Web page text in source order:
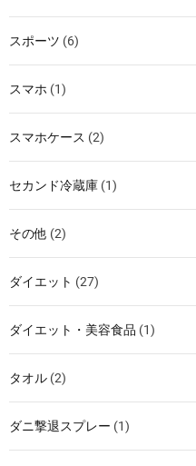
スポーツ (6)
スマホ (1)
スマホケース (2)
セカンド冷蔵庫 (1)
その他 (2)
ダイエット (27)
ダイエット・美容食品 (1)
タオル (2)
ダニ撃退スプレー (1)